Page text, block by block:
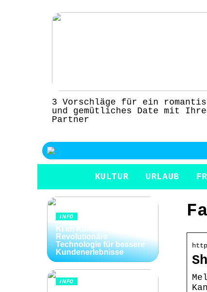
3 Vorschläge für ein
und gemütliches Date mit
Partner
KULTUR URLAUB
INFO
KI im Kundenservice:
Revolutionäre
Technologie für bessere
Kundenerlebnisse
INFO